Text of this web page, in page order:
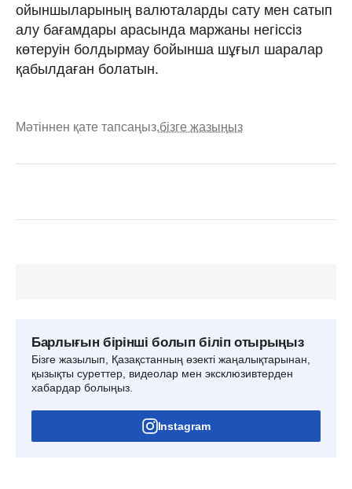
ойыншыларының валюталарды сату мен сатып
алу бағамдары арасында маржаны негіссіз
көтеруін болдырмау бойынша шұғыл шаралар
қабылдаған болатын.
Мәтіннен қате тапсаңыз,бізге жазыңыз
Барлығын бірінші болып біліп отырыңыз
Бізге жазылып, Қазақстанның өзекті жаңалықтарынан,
қызықты суреттер, видеолар мен эксклюзивтерден
хабардар болыңыз.
Instagram